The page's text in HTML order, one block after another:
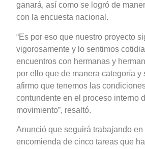
ganará, así como se logró de
con la encuesta nacional.
“Es por eso que nuestro proyecto
vigorosamente y lo sentimos
encuentros con hermanas y
por ello que de manera categoría y
afirmo que tenemos las
contundente en el proceso interno
movimiento”, resaltó.
Anunció que seguirá trabajando
encomienda de cinco tareas que